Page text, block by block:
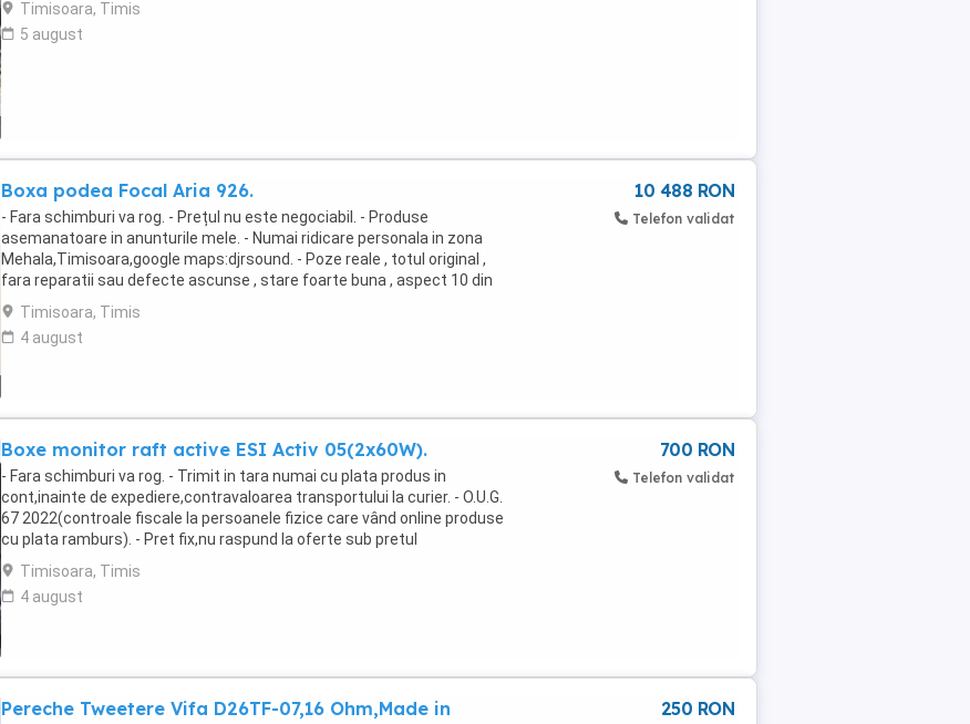
Timisoara, Timis
5 august
Boxa podea Focal Aria 926.
- Fara schimburi va rog. - Prețul nu este negociabil. - Produse
asemanatoare in anunturile mele. - Numai ridicare personala in zona
Mehala,Timisoara,google maps:djrsound. - Poze reale , totul original ,
fara reparatii sau defecte ascunse , stare foarte buna , aspect 10 din
10. - Totul functioneaza corect. - ...
Timisoara, Timis
4 august
10 488 RON
Telefon validat
Boxe monitor raft active ESI Activ 05(2x60W).
- Fara schimburi va rog. - Trimit in tara numai cu plata produs in
cont,inainte de expediere,contravaloarea transportului la curier. - O.U.G.
67 2022(controale fiscale la persoanele fizice care vând online produse
cu plata ramburs). - Pret fix,nu raspund la oferte sub pretul
afisat,multumesc pentru intelegere. - ...
Timisoara, Timis
4 august
700 RON
Telefon validat
Pereche Tweetere Vifa D26TF-07,16 Ohm,Made in
250 RON